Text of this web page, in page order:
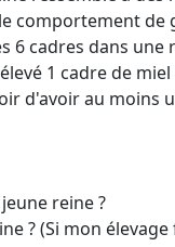
comportement de
6 cadres dans
1 cadre de
d'avoir au moins
reine ?
? (Si mon